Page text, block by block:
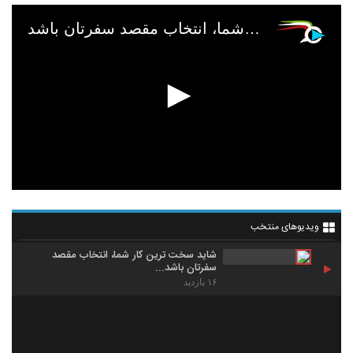
شاید سخت ترین کار شما، انتخاب مقصد سفرتان باشد...
ویدیوهای منتخب
شاید سخت ترین کار شما، انتخاب مقصد
سفرتان باشد...
۱۶ بازدید